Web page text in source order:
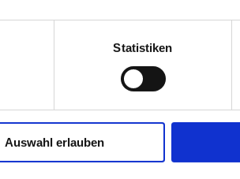
Statistiken
Auswahl erlauben